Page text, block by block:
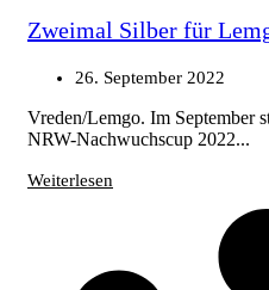
Zweimal Silber für
26. September 2022
Vreden/Lemgo. Im September
NRW-Nachwuchscup 2022...
Weiterlesen